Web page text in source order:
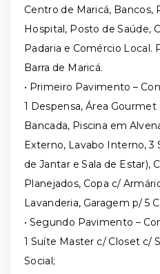
Centro de Maricá, Bancos,
Hospital, Posto de Saúde,
Padaria e Comércio Local.
Barra de Maricá.
• Primeiro Pavimento –
1 Despensa, Área Gourmet
Bancada, Piscina em
Externo, Lavabo Interno, 3
de Jantar e Sala de Estar),
Planejados, Copa c/
Lavanderia, Garagem p/ 5
• Segundo Pavimento –
1 Suíte Master c/ Closet c/
Social;